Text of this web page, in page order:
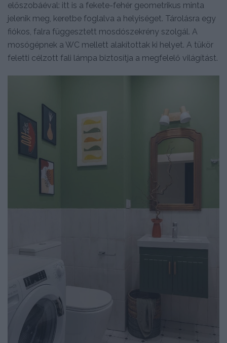
előszobáéval: itt is a fekete-fehér geometrikus minta
jelenik meg, keretbe foglalva a helyiséget. Tárolásra egy
fiókos, falra függesztett mosdószekrény szolgál. A
mosógépnek a WC mellett alakítottak ki helyet. A tükör
feletti célzott fali lámpa biztosítja a megfelelő világítást.